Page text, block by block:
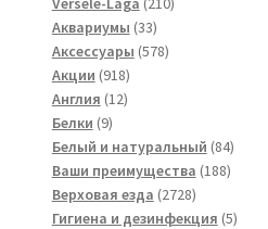
Аквариумы 3333
товара
Аксессуары 578578
Акции 918918
товаров
Англия 1212
Белки 99
товаров
Белый и натуральный 8484
товара
Ваши преимущества 188188
Верховая езда 27282728
товаров
Гигиена и дезинфекция 55